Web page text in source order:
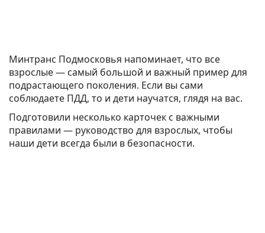
Минтранс Подмосковья напоминает, что все
взрослые — самый большой и важный пример для
подрастающего поколения. Если вы сами
соблюдаете ПДД, то и дети научатся, глядя на вас.
Подготовили несколько карточек с важными
правилами — руководство для взрослых, чтобы
наши дети всегда были в безопасности.